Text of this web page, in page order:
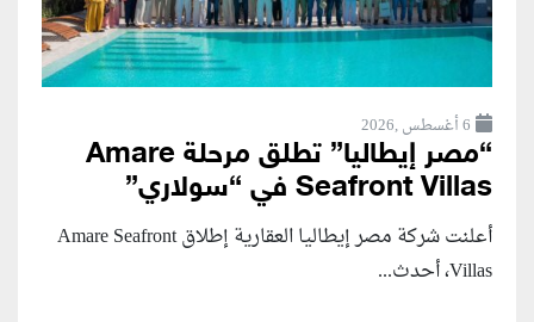
6 أغسطس ,2026
“مصر إيطاليا” تطلق مرحلة Amare
Seafront Villas في “سولاري”
أعلنت شركة مصر إيطاليا العقارية إطلاق Amare Seafront
Villas، أحدث...